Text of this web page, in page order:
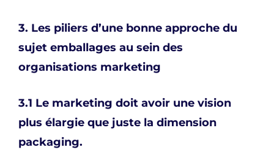
3. Les piliers d’une bonne approche du
sujet emballages au sein des
organisations marketing
3.1 Le marketing doit avoir une vision
plus élargie que juste la dimension
packaging.